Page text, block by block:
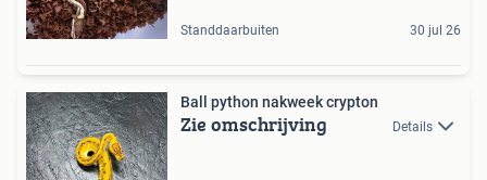
Standdaarbuiten 30 jul 26
Ball python nakweek crypton
Zie omschrijving Details